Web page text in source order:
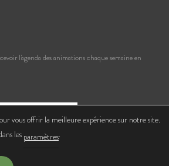
l'agenda des animations chaque semaine en
lettres d'infos de l'Office de Tourisme
vous offrir la meilleure expérience sur notre site.
les paramètres.